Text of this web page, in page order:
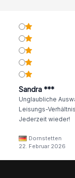
Sandra ***
Unglaubliche
Leisungs-
Jederzeit wieder!
Dornstetten
22. Februar 2026